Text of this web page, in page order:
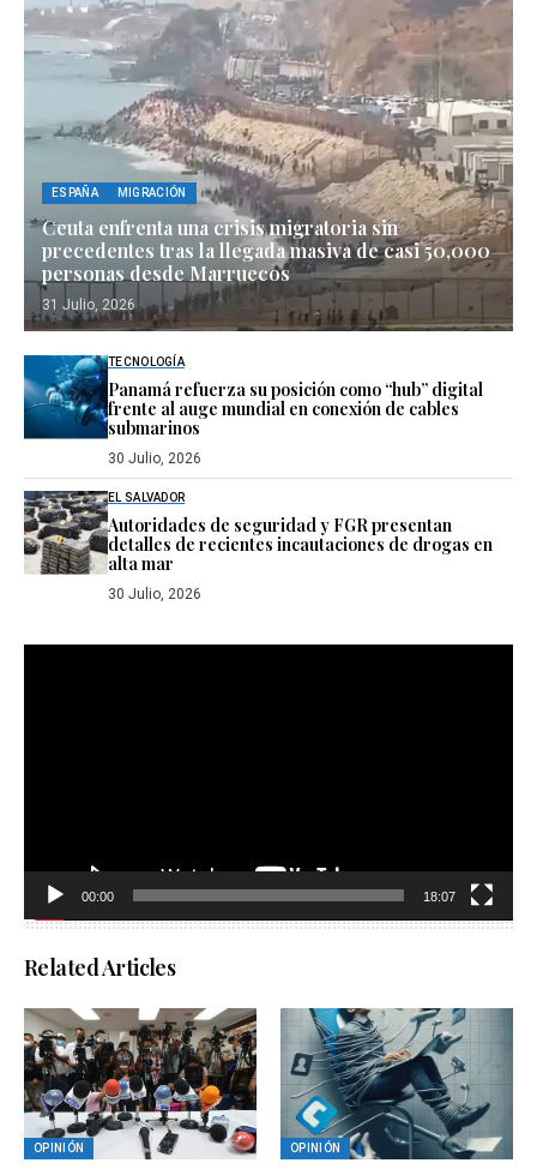
ESPAÑA MIGRACIÓN
Ceuta enfrenta una crisis migratoria sin
precedentes tras la llegada masiva de casi 50,000
personas desde Marruecos
31 Julio, 2026
TECNOLOGÍA
Panamá refuerza su posición como “hub” digital
frente al auge mundial en conexión de cables
submarinos
30 Julio, 2026
EL SALVADOR
Autoridades de seguridad y FGR presentan
detalles de recientes incautaciones de drogas en
alta mar
30 Julio, 2026
00:00 18:07
Related Articles
OPINIÓN OPINIÓN